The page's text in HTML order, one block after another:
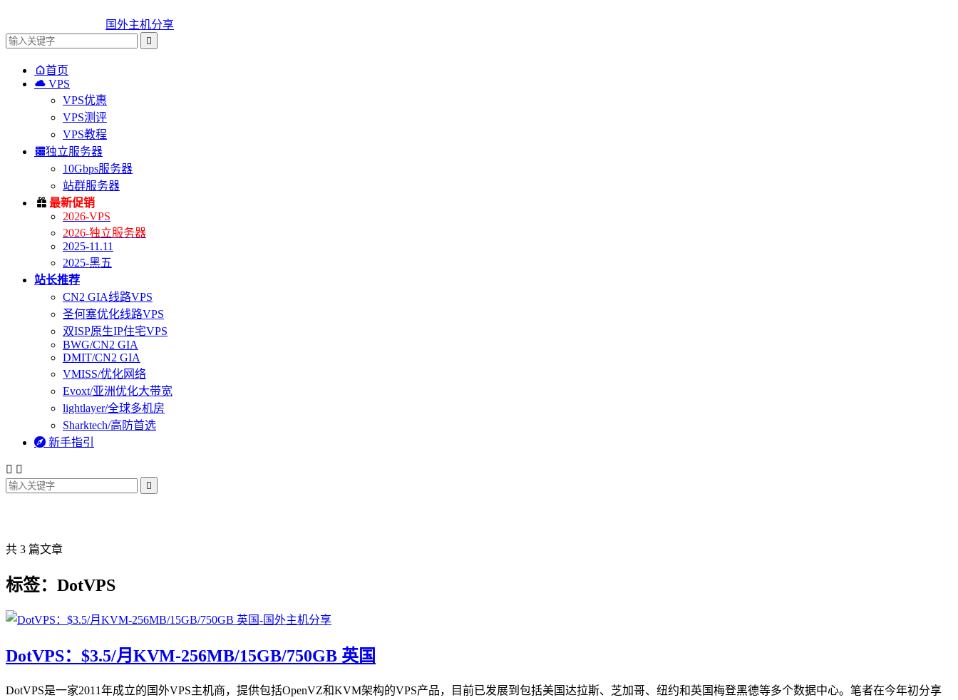
国外主机分享

首页
 VPS
VPS优惠
VPS测评
VPS教程
独立服务器
10Gbps服务器
站群服务器
 最新促销
2026-VPS
2026-独立服务器
2025-11.11
2025-黑五
站长推荐
CN2 GIA线路VPS
圣何塞优化线路VPS
双ISP原生IP住宅VPS
BWG/CN2 GIA
DMIT/CN2 GIA
VMISS/优化网络
Evoxt/亚洲优化大带宽
lightlayer/全球多机房
Sharktech/高防首选
 新手指引
 

共 3 篇文章
标签：DotVPS
DotVPS：$3.5/月KVM-256MB/15GB/750GB 英国
DotVPS是一家2011年成立的国外VPS主机商，提供包括OpenVZ和KVM架构的VPS产品，目前已发展到包括美国达拉斯、芝加哥、纽约和英国梅登黑德等多个数据中心。笔者在今年初分享